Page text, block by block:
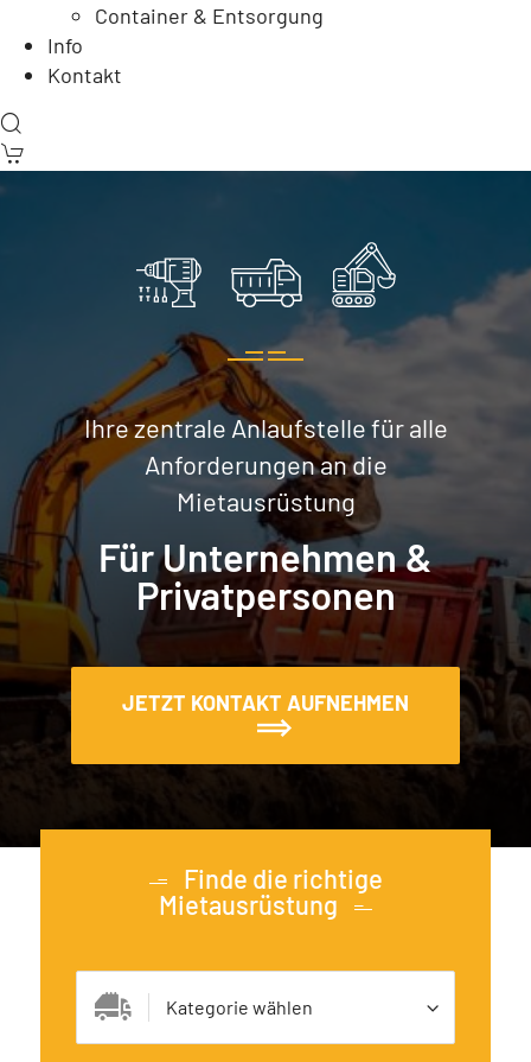
Container & Entsorgung
Info
Kontakt
Ihre zentrale Anlaufstelle für alle
Anforderungen an die
Mietausrüstung
Für Unternehmen &
Privatpersonen
JETZT KONTAKT AUFNEHMEN
Finde die richtige
Mietausrüstung
Kategorie wählen